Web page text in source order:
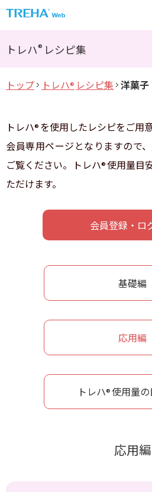
トレハ ® レ
+TREHA®
会員登録 / ロ
よくあるご
トレハ® レシピ集
トップ トレハ® レシピ集 洋菓子
トレハ® を使用したレシピをご用
会員専用ページとなりますので、
ご覧ください。トレハ®使用量目
ただけます。
会員登録・ロ
基礎編
応用編
トレハ®使用量
応用編